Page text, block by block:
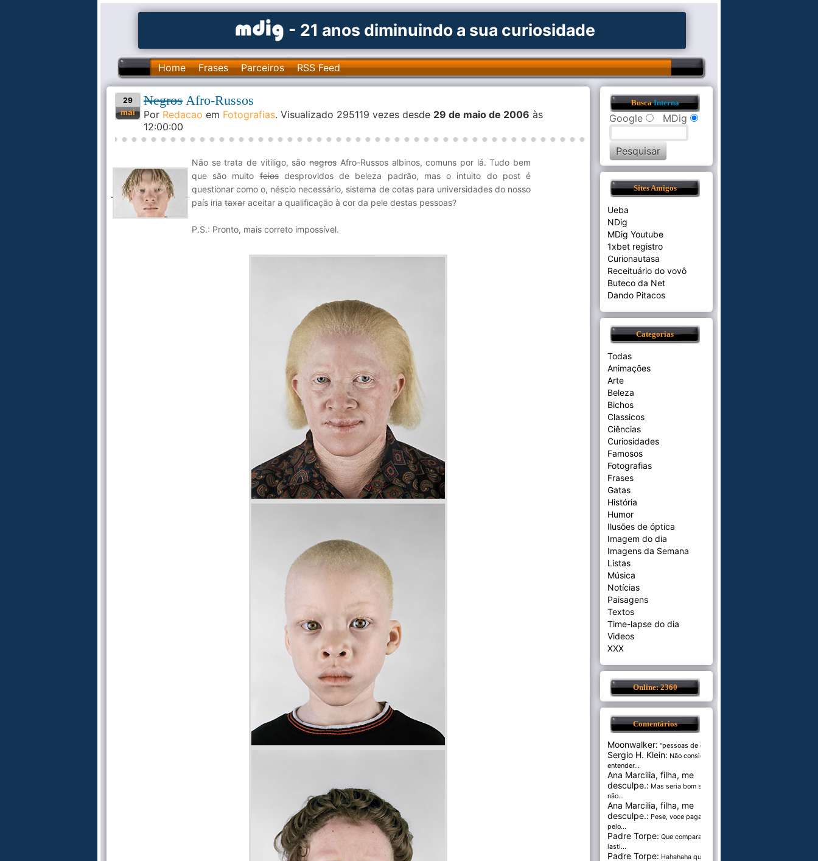
- 21 anos diminuindo a sua curiosidade
Home Frases Parceiros RSS Feed
29
mai
Negros Afro-Russos
Por Redacao em Fotografias. Visualizado 295119 vezes desde 29 de maio de 2006 às
12:00:00
Não se trata de vitiligo, sãonegrosAfro-Russos albinos, comuns por lá. Tudo bem
que são muitofeiosdesprovidos de beleza padrão, mas o intuito do post é
questionar como o, néscio necessário, sistema de cotas para universidades do nosso
país iria taxar aceitar a qualificação à cor da pele destas pessoas?
P.S.: Pronto, mais correto impossível.
BuscaInterna
Google MDig
Sites Amigos
Ueba
NDig
MDig Youtube
1xbet registro
Curionautasa
Receituário do vovô
Buteco da Net
Dando Pitacos
Categorias
Todas
Animações
Arte
Beleza
Bichos
Classicos
Ciências
Curiosidades
Famosos
Fotografias
Frases
Gatas
História
Humor
Ilusões de óptica
Imagem do dia
Imagens da Semana
Listas
Música
Notícias
Paisagens
Textos
Time-lapse do dia
Videos
XXX
Online: 2360
Comentários
Moonwalker: "pessoas de cer...
Sergio H. Klein: Não consigo
entender...
Ana Marcilia, filha, me
desculpe.: Mas seria bom se
não...
Ana Marcilia, filha, me
desculpe.: Pese, voce paga
pelo...
Padre Torpe: Que comparação
lasti...
Padre Torpe: Hahahaha que